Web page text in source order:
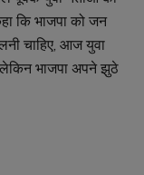
कि भाजपा को जन
चाहिए, आज युवा
लेकिन भाजपा अपने झुठे